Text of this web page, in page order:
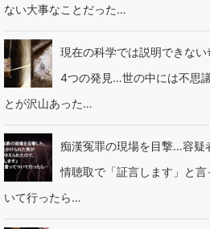
ない大事なことだった…
現在の科学では説明できない
4つの発見…世の中には不思
とが沢山あった…
痴漢冤罪の現場を目撃…容疑
情聴取で「証言します」と言
いて行ったら…